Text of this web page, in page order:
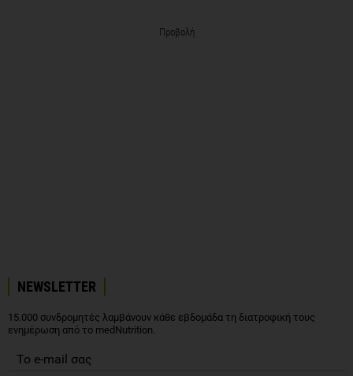
Προβολή
NEWSLETTER
15.000 συνδρομητές λαμβάνουν κάθε εβδομάδα τη διατροφική τους
ενημέρωση από το medNutrition.